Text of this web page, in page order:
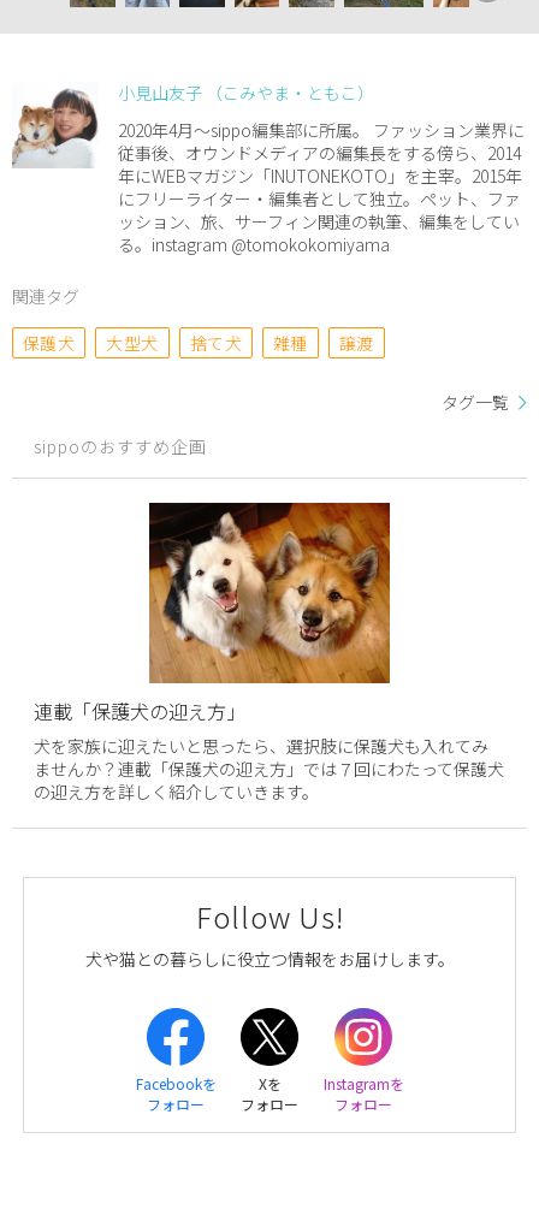
小見山友子 （こみやま・ともこ）
2020年4月～sippo編集部に所属。 ファッション業界に
従事後、オウンドメディアの編集長をする傍ら、2014
年にWEBマガジン「INUTONEKOTO」を主宰。2015年
にフリーライター・編集者として独立。ペット、ファ
ッション、旅、サーフィン関連の執筆、編集をしてい
る。instagram @tomokokomiyama
関連タグ
保護犬
大型犬 捨て犬 雑種 譲渡
タグ一覧
sippoのおすすめ企画
連載「保護犬の迎え方」
犬を家族に迎えたいと思ったら、選択肢に保護犬も入れてみ
ませんか？連載「保護犬の迎え方」では７回にわたって保護犬
の迎え方を詳しく紹介していきます。
Follow Us!
犬や猫との暮らしに役立つ情報をお届けします。
Facebookを
フォロー
Xを
フォロー
Instagramを
フォロー